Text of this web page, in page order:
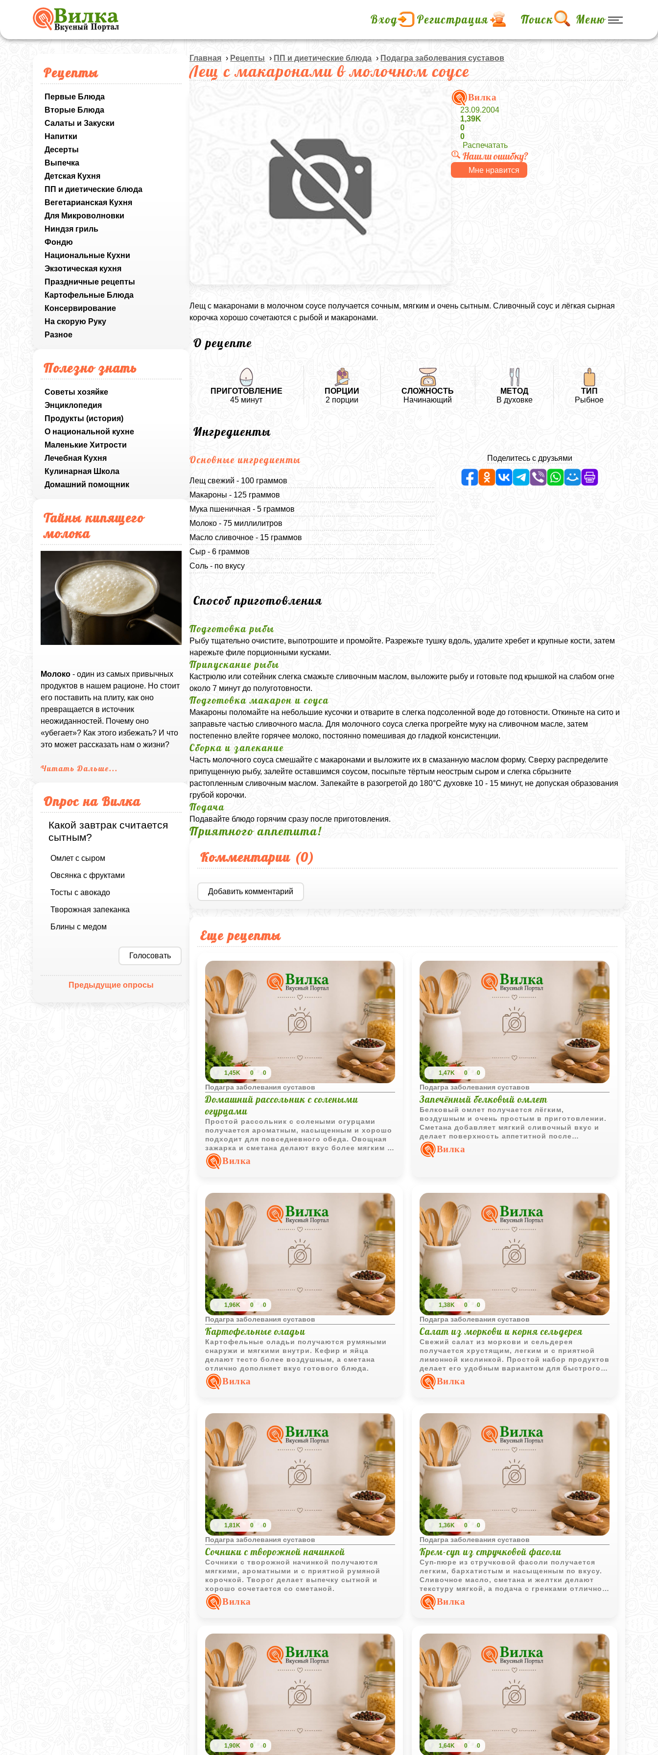
Вход Регистрация Поиск Меню
Рецепты
Первые Блюда
Вторые Блюда
Салаты и Закуски
Напитки
Десерты
Выпечка
Детская Кухня
ПП и диетические блюда
Вегетарианская Кухня
Для Микроволновки
Ниндзя гриль
Фондю
Национальные Кухни
Экзотическая кухня
Праздничные рецепты
Картофельные Блюда
Консервирование
На скорую Руку
Разное
Полезно знать
Советы хозяйке
Энциклопедия
Продукты (история)
О национальной кухне
Маленькие Хитрости
Лечебная Кухня
Кулинарная Школа
Домашний помощник
Тайны кипящего
молока
Молоко - один из самых привычных
продуктов в нашем рационе. Но стоит
его поставить на плиту, как оно
превращается в источник
неожиданностей. Почему оно
«убегает»? Как этого избежать? И что
это может рассказать нам о жизни?
Читать Дальше...
Опрос на Вилка
Какой завтрак считается
сытным?
Омлет с сыром
Овсянка с фруктами
Тосты с авокадо
Творожная запеканка
Блины с медом
Голосовать
Предыдущие опросы
Главная › Рецепты › ПП и диетические блюда › Подагра заболевания суставов
Лещ с макаронами в молочном соусе
Вилка
23.09.2004
1,39K
0
0
Распечатать
Нашли ошибку?
Мне нравится
Лещ с макаронами в молочном соусе получается сочным, мягким и очень сытным. Сливочный соус и лёгкая сырная
корочка хорошо сочетаются с рыбой и макаронами.
О рецепте
ПРИГОТОВЛЕНИЕ
45 минут
ПОРЦИИ
2 порции
СЛОЖНОСТЬ
Начинающий
МЕТОД
В духовке
ТИП
Рыбное
Ингредиенты
Основные ингредиенты
Лещ свежий - 100 граммов
Макароны - 125 граммов
Мука пшеничная - 5 граммов
Молоко - 75 миллилитров
Масло сливочное - 15 граммов
Сыр - 6 граммов
Соль - по вкусу
Поделитесь с друзьями
Способ приготовления
Подготовка рыбы
Рыбу тщательно очистите, выпотрошите и промойте. Разрежьте тушку вдоль, удалите хребет и крупные кости, затем
нарежьте филе порционными кусками.
Припускание рыбы
Кастрюлю или сотейник слегка смажьте сливочным маслом, выложите рыбу и готовьте под крышкой на слабом огне
около 7 минут до полуготовности.
Подготовка макарон и соуса
Макароны поломайте на небольшие кусочки и отварите в слегка подсоленной воде до готовности. Откиньте на сито и
заправьте частью сливочного масла. Для молочного соуса слегка прогрейте муку на сливочном масле, затем
постепенно влейте горячее молоко, постоянно помешивая до гладкой консистенции.
Сборка и запекание
Часть молочного соуса смешайте с макаронами и выложите их в смазанную маслом форму. Сверху распределите
припущенную рыбу, залейте оставшимся соусом, посыпьте тёртым неострым сыром и слегка сбрызните
растопленным сливочным маслом. Запекайте в разогретой до 180°C духовке 10 - 15 минут, не допуская образования
грубой корочки.
Подача
Подавайте блюдо горячим сразу после приготовления.
Приятного аппетита!
Комментарии (0)
Добавить комментарий
Еще рецепты
1,45K 0 0
Подагра заболевания суставов
Домашний рассольник с солеными
огурцами
Простой рассольник с солеными огурцами
получается ароматным, насыщенным и хорошо
подходит для повседневного обеда. Овощная
зажарка и сметана делают вкус более мягким и
сбалансированным.
Вилка
1,47K 0 0
Подагра заболевания суставов
Запечённый белковый омлет
Белковый омлет получается лёгким,
воздушным и очень простым в приготовлении.
Сметана добавляет мягкий сливочный вкус и
делает поверхность аппетитной после
запекания.
Вилка
1,96K 0 0
Подагра заболевания суставов
Картофельные оладьи
Картофельные оладьи получаются румяными
снаружи и мягкими внутри. Кефир и яйца
делают тесто более воздушным, а сметана
отлично дополняет вкус готового блюда.
Вилка
1,38K 0 0
Подагра заболевания суставов
Салат из моркови и корня сельдерея
Свежий салат из моркови и сельдерея
получается хрустящим, легким и с приятной
лимонной кислинкой. Простой набор продуктов
делает его удобным вариантом для быстрого
повседневного меню.
Вилка
1,81K 0 0
Подагра заболевания суставов
Сочники с творожной начинкой
Сочники с творожной начинкой получаются
мягкими, ароматными и с приятной румяной
корочкой. Творог делает выпечку сытной и
хорошо сочетается со сметаной.
Вилка
1,36K 0 0
Подагра заболевания суставов
Крем-суп из стручковой фасоли
Суп-пюре из стручковой фасоли получается
легким, бархатистым и насыщенным по вкусу.
Сливочное масло, сметана и желтки делают
текстуру мягкой, а подача с гренками отлично
дополняет блюдо.
Вилка
1,90K 0 0 1,64K 0 0